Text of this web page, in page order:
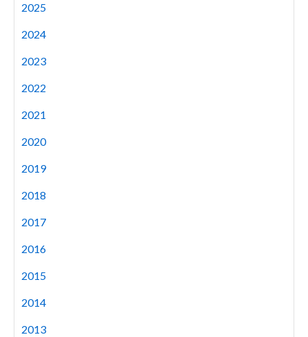
2025
2024
2023
2022
2021
2020
2019
2018
2017
2016
2015
2014
2013